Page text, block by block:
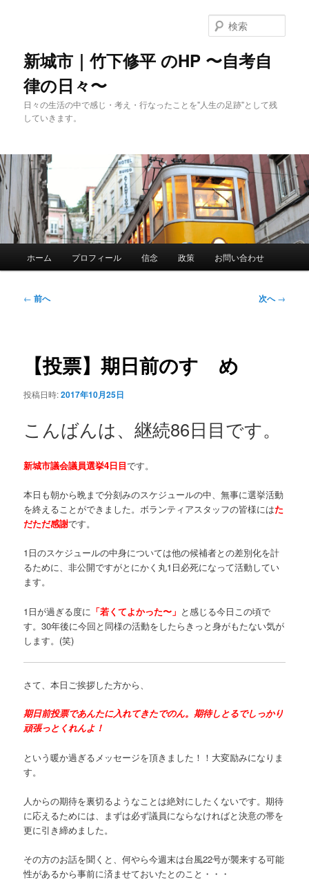
動
新城市｜竹下修平 のHP 〜自考自
律の日々〜
日々の生活の中で感じ・考え・行なったことを"人生の足跡"として残
していきます。
索
ホーム プロフィール 信念 政策 お問い合わせ
投
ョ
← 前へ 次へ→
【投票】期日前のすゝめ
投稿日時:2017年10月25日
こんばんは、継続86日目です。
新城市議会議員選挙4日目です。
本日も朝から晩まで分刻みのスケジュールの中、無事に選挙活動
を終えることができました。ボランティアスタッフの皆様にはた
だただ感謝です。
1日のスケジュールの中身については他の候補者との差別化を計
るために、非公開ですがとにかく丸1日必死になって活動してい
ます。
1日が過ぎる度に 「若くてよかった〜」 と感じる今日この頃で
す。30年後に今回と同様の活動をしたらきっと身がもたない気が
します。(笑)
さて、本日ご挨拶した方から、
期日前投票であんたに入れてきたでのん。期待しとるでしっかり
頑張っとくれんよ！
という暖か過ぎるメッセージを頂きました！！大変励みになりま
す。
人からの期待を裏切るようなことは絶対にしたくないです。期待
に応えるためには、まずは必ず議員にならなければと決意の帯を
更に引き締めました。
その方のお話を聞くと、何やら今週末は台風22号が襲来する可能
性があるから事前に済ませておいたとのこと・・・